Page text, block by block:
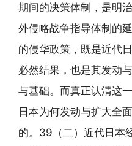
期间的决策体制，是明
外侵略战争指导体制的
的侵华政策，既是近代
必然结果，也是其发动
与基础。而真正认清这
日本为何发动与扩大全
的。39（二）近代日本